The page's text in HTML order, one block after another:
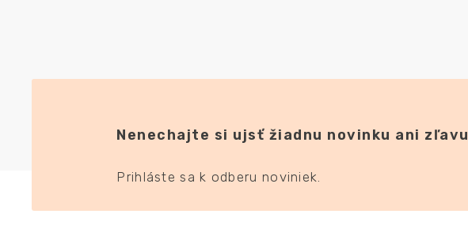
Nenechajte si ujsť žiadnu novinku ani zľavu
Prihláste sa k odberu noviniek.